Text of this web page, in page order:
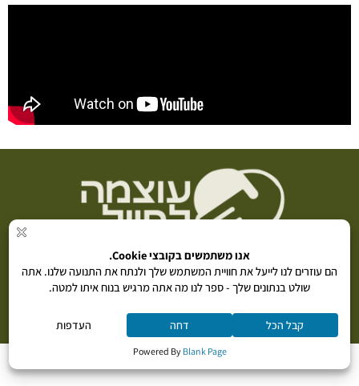
פרויקט"עוצמה לחייל" מבית ״נתינה בקליק״ (ע״ר) 580776292 | 5869*
תקנון תרומה מדיניות פרטיות